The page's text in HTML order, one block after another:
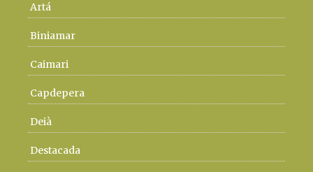
Artá
Biniamar
Caimari
Capdepera
Deià
Destacada